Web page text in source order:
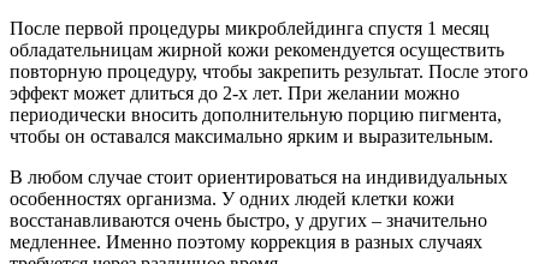
После первой процедуры микроблейдинга спустя 1 месяц
обладательницам жирной кожи рекомендуется осуществить
повторную процедуру, чтобы закрепить результат. После этого
эффект может длиться до 2-х лет. При желании можно
периодически вносить дополнительную порцию пигмента,
чтобы он оставался максимально ярким и выразительным.
В любом случае стоит ориентироваться на индивидуальных
особенностях организма. У одних людей клетки кожи
восстанавливаются очень быстро, у других – значительно
медленнее. Именно поэтому коррекция в разных случаях